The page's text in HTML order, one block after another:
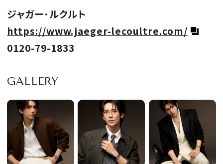
ジャガー･ルクルト
https://www.jaeger-lecoultre.com/
0120-79-1833
GALLERY